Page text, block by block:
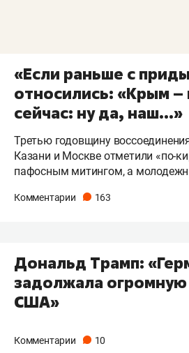
«Если раньше с
относились: «Крым –
сейчас: ну да, наш...»
Третью годовщину
Казани и Москве отметили «по-
пафосным митингом, а
Комментарии 163
Дональд Трамп:
задолжала
США»
Комментарии 10